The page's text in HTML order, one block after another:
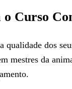
Curso
qualidade dos
mestres da